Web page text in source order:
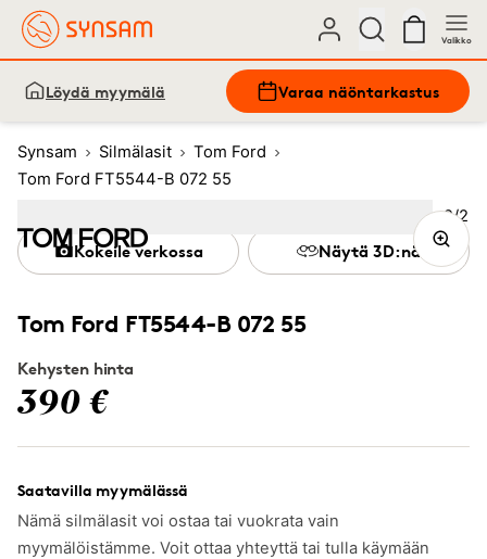
Valikko
Löydä myymälä Varaa näöntarkastus
Synsam Silmälasit
Tom Ford
Tom Ford FT5544-B 072 55
Tom Ford FT5544-B 072 55
Kehysten hinta
390 €
Saatavilla myymälässä
Nämä silmälasit voi ostaa tai vuokrata vain
myymälöistämme. Voit ottaa yhteyttä tai tulla käymään
Kokeile verkossa Näytä 3D:nä
Kuva
2/2
Image (Current image)